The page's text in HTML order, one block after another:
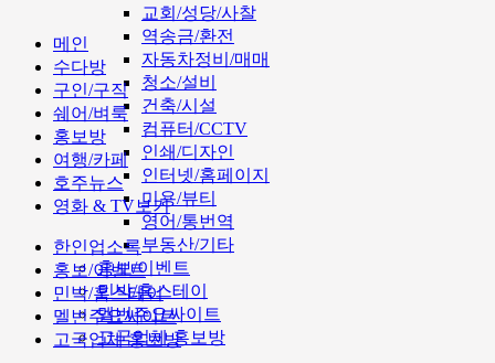
교회/성당/사찰
역송금/환전
자동차정비/매매
청소/설비
건축/시설
컴퓨터/CCTV
인쇄/디자인
인터넷/홈페이지
미용/뷰티
영어/통번역
부동산/기타
홍보/이벤트
민박/홈스테이
멜번주요싸이트
고국업체 홍보방
메인
수다방
구인/구직
쉐어/벼룩
홍보방
여행/카페
호주뉴스
영화 & TV보기
한인업소록
홍보/이벤트
민박/홈스테이
멜번주요싸이트
고국업체 홍보방